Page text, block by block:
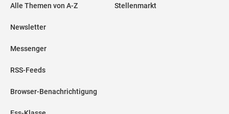
Alle Themen von A-Z
Newsletter
Messenger
RSS-Feeds
Browser-Benachrichtigung
Stellenmarkt